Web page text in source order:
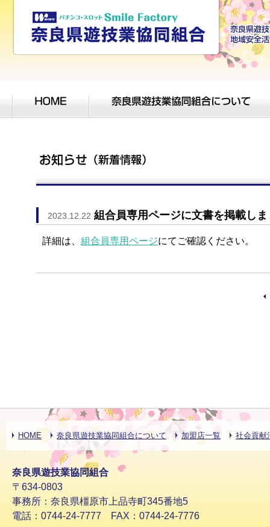
2023.12.22 組合員専用ページに文書を掲載しま
詳細は、 組合員専用ページにてご確認ください。
HOME 奈良県遊技業協同組合について 加盟店一覧 社会貢献
奈良県遊技業協同組合
〒634-0803
事務所：奈良県橿原市上品寺町345番地5
電話：0744-24-7777 FAX：0744-24-7776